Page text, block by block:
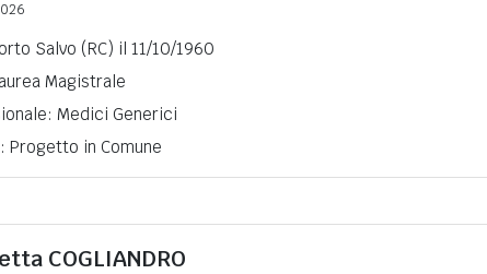
Salvo (RC) il 11/10/1960
Magistrale
Medici Generici
Progetto in Comune
COGLIANDRO